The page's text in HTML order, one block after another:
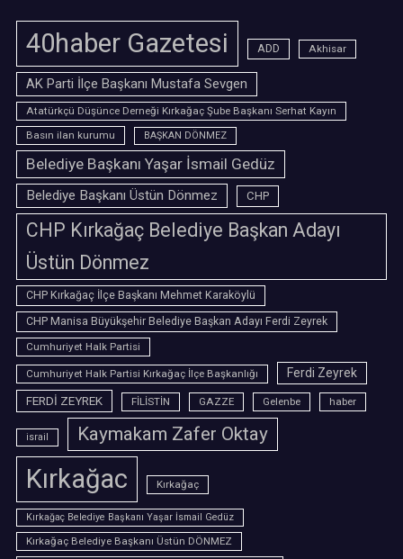
40haber Gazetesi ADD Akhisar
AK Parti İlçe Başkanı Mustafa Sevgen
Atatürkçü Düşünce Derneği Kırkağaç Şube Başkanı Serhat Kayın
Basın ilan kurumu
BAŞKAN DÖNMEZ
Belediye Başkanı Yaşar İsmail Gedüz
Belediye Başkanı Üstün Dönmez CHP
CHP Kırkağaç Belediye Başkan Adayı
Üstün Dönmez
CHP Kırkağaç İlçe Başkanı Mehmet Karaköylü
CHP Manisa Büyükşehir Belediye Başkan Adayı Ferdi Zeyrek
Cumhuriyet Halk Partisi
Cumhuriyet Halk Partisi Kırkağaç İlçe Başkanlığı
Ferdi Zeyrek
FERDİ ZEYREK
FİLİSTİN GAZZE Gelenbe haber
israil Kaymakam Zafer Oktay
Kırkağac Kırkağaç
Kırkağaç Belediye Başkanı Yaşar İsmail Gedüz
Kırkağaç Belediye Başkanı Üstün DÖNMEZ